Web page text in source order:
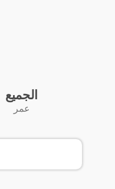
الجميع
عمر